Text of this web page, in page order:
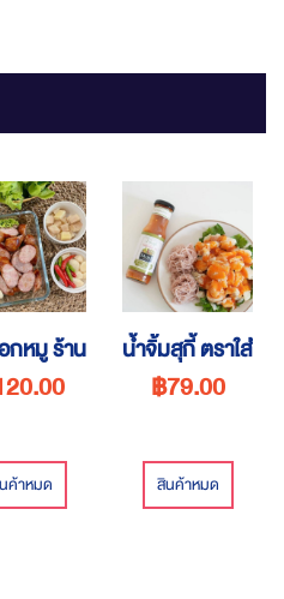
ย
กหมู ร้านครัวคุณยาย
ค้าหมด
น้ำจิ้มสุกี้ ตราใส่ใจ
฿79.00
สินค้าหมด